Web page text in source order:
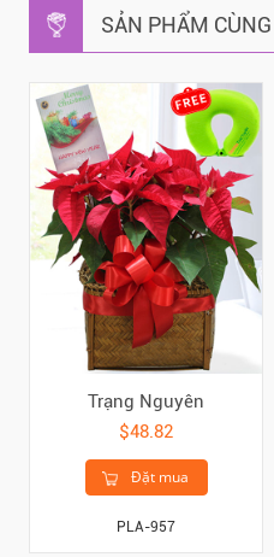
SẢN PHẨM
Trạng Nguyên
$48.82
Đặt mua
PLA-957